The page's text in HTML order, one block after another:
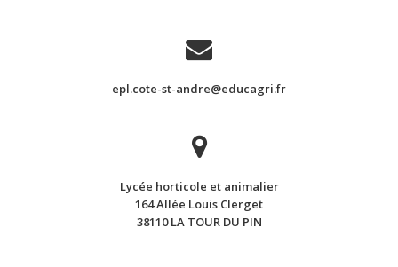
epl.cote-st-andre@educagri.fr
Lycée horticole et animalier
164 Allée Louis Clerget
38110 LA TOUR DU PIN